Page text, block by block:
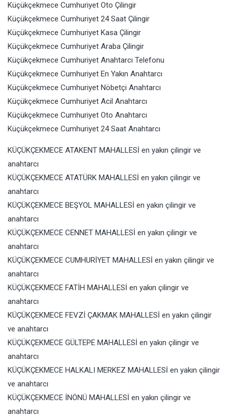
Küçükçekmece Cumhuriyet Oto Çilingir
Küçükçekmece Cumhuriyet 24 Saat Çilingir
Küçükçekmece Cumhuriyet Kasa Çilingir
Küçükçekmece Cumhuriyet Araba Çilingir
Küçükçekmece Cumhuriyet Anahtarcı Telefonu
Küçükçekmece Cumhuriyet En Yakın Anahtarcı
Küçükçekmece Cumhuriyet Nöbetçi Anahtarcı
Küçükçekmece Cumhuriyet Acil Anahtarcı
Küçükçekmece Cumhuriyet Oto Anahtarcı
Küçükçekmece Cumhuriyet 24 Saat Anahtarcı
KÜÇÜKÇEKMECE ATAKENT MAHALLESİ en yakın çilingir ve
anahtarcı
KÜÇÜKÇEKMECE ATATÜRK MAHALLESİ en yakın çilingir ve
anahtarcı
KÜÇÜKÇEKMECE BEŞYOL MAHALLESİ en yakın çilingir ve
anahtarcı
KÜÇÜKÇEKMECE CENNET MAHALLESİ en yakın çilingir ve
anahtarcı
KÜÇÜKÇEKMECE CUMHURİYET MAHALLESİ en yakın çilingir ve
anahtarcı
KÜÇÜKÇEKMECE FATİH MAHALLESİ en yakın çilingir ve
anahtarcı
KÜÇÜKÇEKMECE FEVZİ ÇAKMAK MAHALLESİ en yakın çilingir
ve anahtarcı
KÜÇÜKÇEKMECE GÜLTEPE MAHALLESİ en yakın çilingir ve
anahtarcı
KÜÇÜKÇEKMECE HALKALI MERKEZ MAHALLESİ en yakın çilingir
ve anahtarcı
KÜÇÜKÇEKMECE İNÖNÜ MAHALLESİ en yakın çilingir ve
anahtarcı